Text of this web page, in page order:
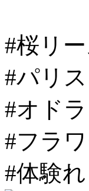
#桜リー
#パリ
#オド
#フラ
#体験